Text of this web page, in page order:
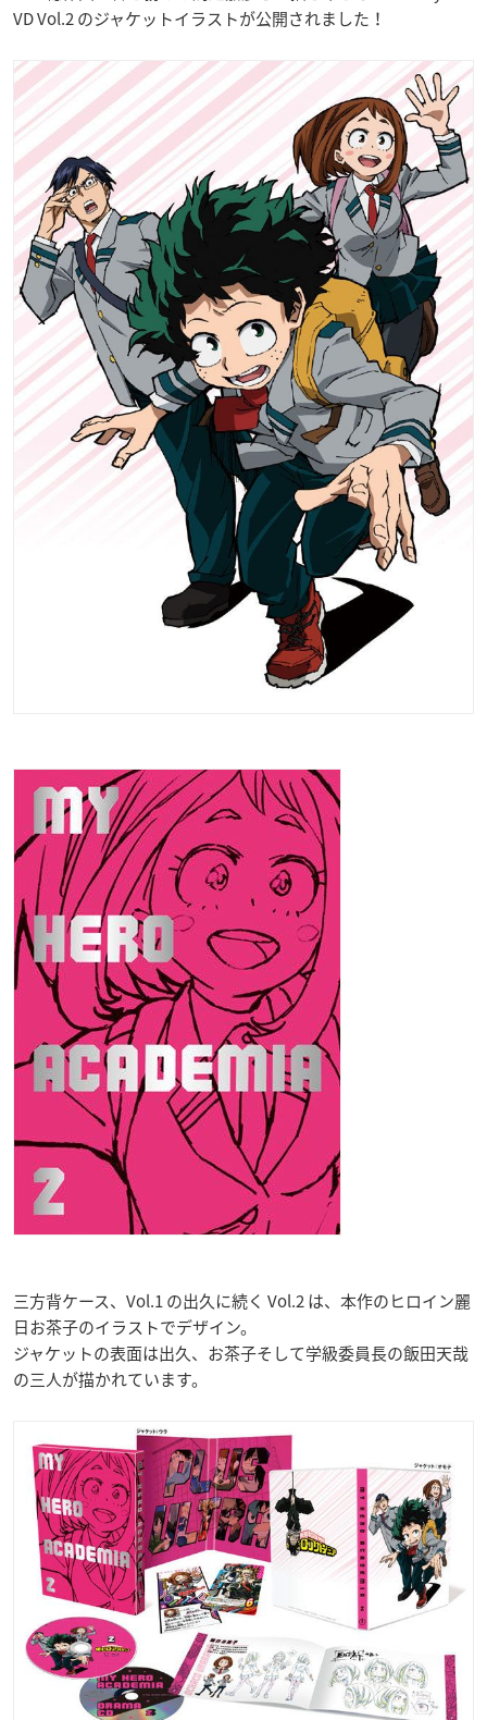
VD Vol.2 のジャケットイラストが公開されました！
三方背ケース、Vol.1 の出久に続く Vol.2 は、本作のヒロイン麗
日お茶子のイラストでデザイン。
ジャケットの表面は出久、お茶子そして学級委員長の飯田天哉
の三人が描かれています。